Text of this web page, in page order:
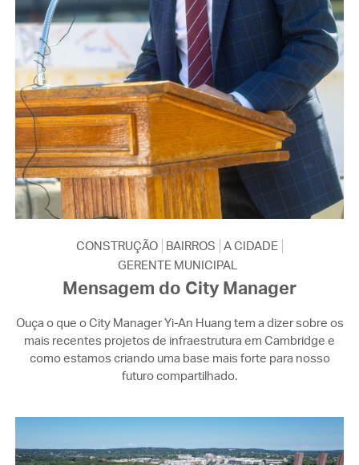
CONSTRUÇÃO BAIRROS A CIDADE
GERENTE MUNICIPAL
Mensagem do City Manager
Ouça o que o City Manager Yi-An Huang tem a dizer sobre os
mais recentes projetos de infraestrutura em Cambridge e
como estamos criando uma base mais forte para nosso
futuro compartilhado.